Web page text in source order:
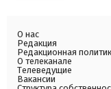
О нас
Редакция
Редакционная
О телеканале
Телеведущие
Вакансии